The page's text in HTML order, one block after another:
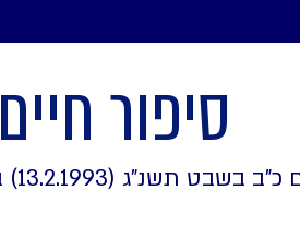
סיפור חיים
ברוסיה. אח לרוזה ויוליה.